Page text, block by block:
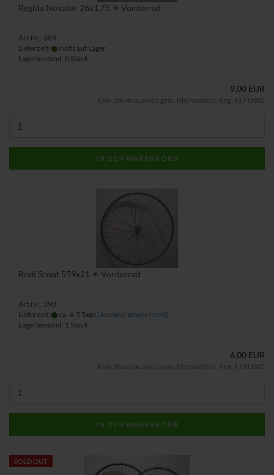
Regida Novatec 26x1,75 ✶ Vorderrad
Art.Nr.: 389
Lieferzeit:
nicht auf Lager
Lagerbestand: 0 Stück
9,00 EUR
Kein Steuerausweis gem. Kleinuntern.-Reg. §19 UStG
IN DEN WARENKORB
Rodi Scout 559x21 ✶ Vorderrad
Art.Nr.: 390
Lieferzeit:
ca. 4-5 Tage (Ausland abweichend)
Lagerbestand: 1 Stück
6,00 EUR
Kein Steuerausweis gem. Kleinuntern.-Reg. §19 UStG
IN DEN WARENKORB
SOLD OUT